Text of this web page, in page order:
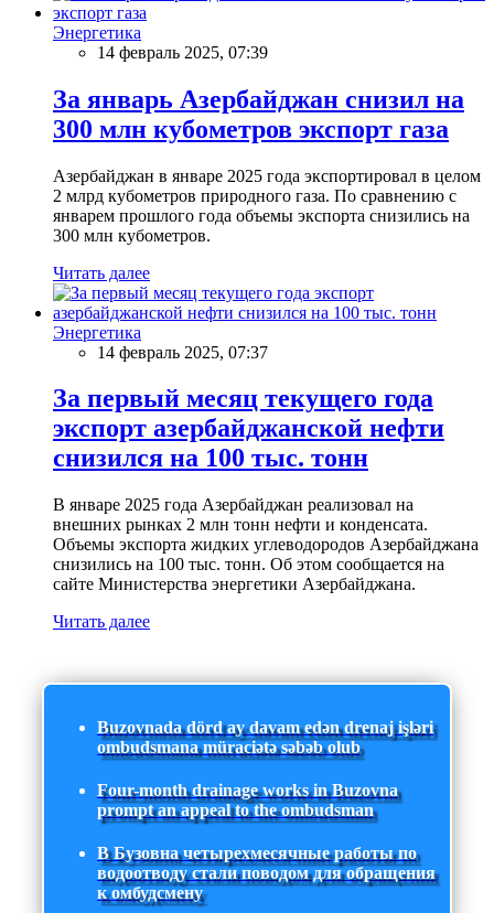
Энергетика
14 февраль 2025, 07:39
За январь Азербайджан снизил на
300 млн кубометров экспорт газа
Азербайджан в январе 2025 года экспортировал в целом
2 млрд кубометров природного газа. По сравнению с
январем прошлого года объемы экспорта снизились на
300 млн кубометров.
Читать далее
Энергетика
14 февраль 2025, 07:37
За первый месяц текущего года
экспорт азербайджанской нефти
снизился на 100 тыс. тонн
В январе 2025 года Азербайджан реализовал на
внешних рынках 2 млн тонн нефти и конденсата.
Объемы экспорта жидких углеводородов Азербайджана
снизились на 100 тыс. тонн. Об этом сообщается на
сайте Министерства энергетики Азербайджана.
Читать далее
Buzovnada dörd ay davam edən drenaj işləri
ombudsmana müraciətə səbəb olub
Four-month drainage works in Buzovna
prompt an appeal to the ombudsman
В Бузовна четырехмесячные работы по
водоотводу стали поводом для обращения
к омбудсмену